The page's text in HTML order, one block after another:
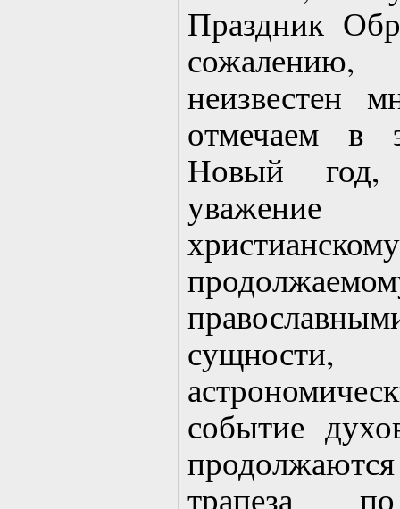
Праздник
неизвестен
отмечаем в
Новый год,
событие
трапеза